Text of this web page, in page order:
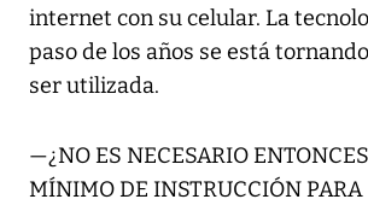
internet con su celular. La
paso de los años se está
ser utilizada.
—¿NO ES NECESARIO
MÍNIMO DE INSTRUCCIÓN PARA